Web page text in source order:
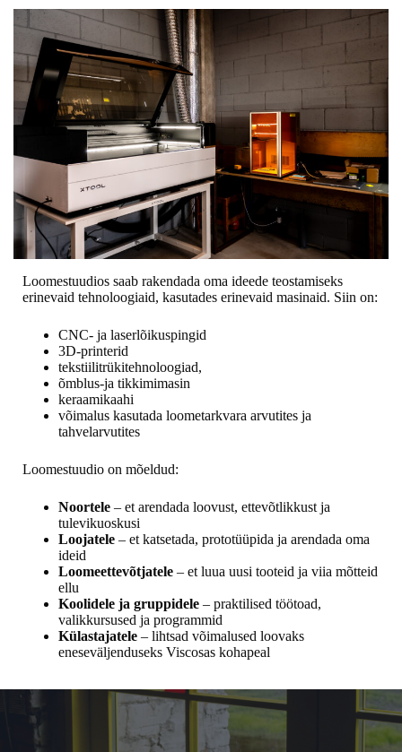
Loomestuudios saab rakendada oma ideede teostamiseks
erinevaid tehnoloogiaid, kasutades erinevaid masinaid. Siin on:
CNC- ja laserlõikuspingid
3D-printerid
tekstiilitrükitehnoloogiad,
õmblus-ja tikkimimasin
keraamikaahi
võimalus kasutada loometarkvara arvutites ja
tahvelarvutites
Loomestuudio on mõeldud:
Noortele – et arendada loovust, ettevõtlikkust ja
tulevikuoskusi
Loojatele – et katsetada, prototüüpida ja arendada oma
ideid
Loomeettevõtjatele – et luua uusi tooteid ja viia mõtteid
ellu
Koolidele ja gruppidele – praktilised töötoad,
valikkursused ja programmid
Külastajatele – lihtsad võimalused loovaks
eneseväljenduseks Viscosas kohapeal